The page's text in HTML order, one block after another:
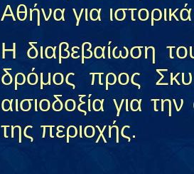
Αθήνα για
Η διαβεβαίωση
δρόμος προς
αισιοδοξία για
της περιοχής.